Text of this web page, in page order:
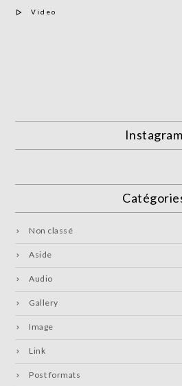
Video
Instagram
Non classé
Aside
Audio
Gallery
Image
Link
Post formats